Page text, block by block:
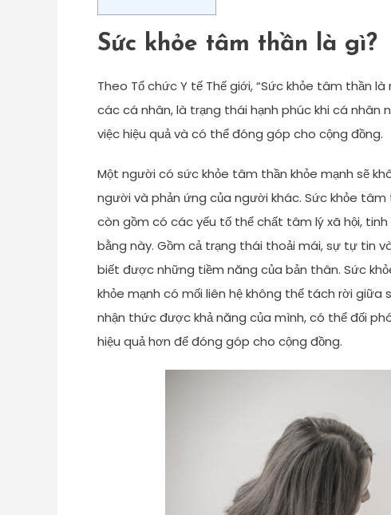
Sức khỏe tâm thần là gì?
Theo Tổ chức Y tế Thế giới, “Sức khỏe tâm thần
các cá nhân, là trạng thái hạnh phúc khi cá nhân
việc hiệu quả và có thể đóng góp cho cộng đồng.
Một người có sức khỏe tâm thần khỏe mạnh sẽ
người và phản ứng của người khác. Sức khỏe
còn gồm có các yếu tố thể chất tâm lý xã hội,
bằng này. Gồm cả trạng thái thoải mái, sự tự tin
biết được những tiềm năng của bản thân. Sức
khỏe mạnh có mối liên hệ không thể tách rời
nhận thức được khả năng của mình, có thể đối
hiệu quả hơn để đóng góp cho cộng đồng.